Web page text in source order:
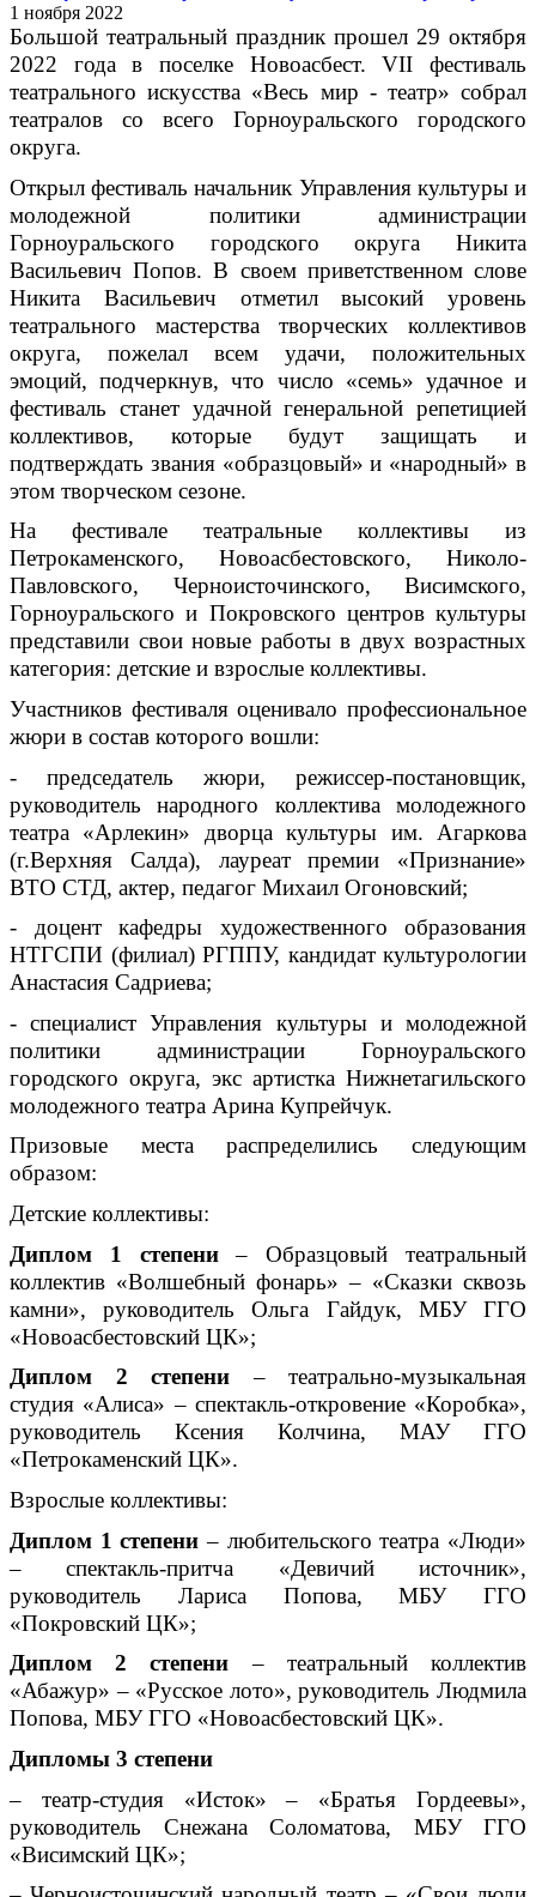
1 ноября 2022
Большой театральный праздник прошел 29 октября
2022 года в поселке Новоасбест.VII фестиваль
театрального искусства «Весь мир - театр» собрал
театралов со всего Горноуральского городского
округа.
Открыл фестиваль начальник Управления культуры и
молодежной политики администрации
Горноуральского городского округа Никита
Васильевич Попов. В своем приветственном слове
Никита Васильевич отметил высокий уровень
театрального мастерства творческих коллективов
округа, пожелал всем удачи, положительных
эмоций, подчеркнув, что число «семь» удачное и
фестиваль станет удачной генеральной репетицией
коллективов, которые будут защищать и
подтверждать звания «образцовый» и «народный» в
этом творческом сезоне.
На фестивале театральные коллективы из
Петрокаменского, Новоасбестовского, Николо-
Павловского, Черноисточинского, Висимского,
Горноуральского и Покровского центров культуры
представили свои новые работы в двух возрастных
категория: детские и взрослые коллективы.
Участников фестиваля оценивало профессиональное
жюри в состав которого вошли:
- председатель жюри, режиссер-постановщик,
руководитель народного коллектива молодежного
театра «Арлекин» дворца культуры им. Агаркова
(г.Верхняя Салда), лауреат премии «Признание»
ВТО СТД, актер, педагог Михаил Огоновский;
- доцент кафедры художественного образования
НТГСПИ (филиал) РГППУ, кандидат культурологии
Анастасия Садриева;
- специалист Управления культуры и молодежной
политики администрации Горноуральского
городского округа, экс артистка Нижнетагильского
молодежного театра Арина Купрейчук.
Призовые места распределились следующим
образом:
Детские коллективы:
Диплом 1 степени– Образцовый театральный
коллектив «Волшебный фонарь» – «Сказки сквозь
камни», руководитель Ольга Гайдук, МБУ ГГО
«Новоасбестовский ЦК»;
Диплом 2 степени – театрально-музыкальная
студия «Алиса» – спектакль-откровение «Коробка»,
руководитель Ксения Колчина, МАУ ГГО
«Петрокаменский ЦК».
Взрослые коллективы:
Диплом 1 степени – любительского театра «Люди»
– спектакль-притча «Девичий источник»,
руководитель Лариса Попова, МБУ ГГО
«Покровский ЦК»;
Диплом 2 степени – театральный коллектив
«Абажур» – «Русское лото», руководитель Людмила
Попова, МБУ ГГО «Новоасбестовский ЦК».
Дипломы 3 степени
– театр-студия «Исток» – «Братья Гордеевы»,
руководитель Снежана Соломатова, МБУ ГГО
«Висимский ЦК»;